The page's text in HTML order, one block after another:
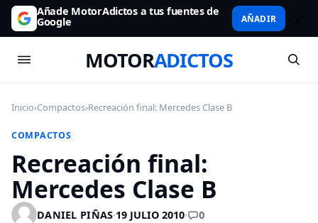
Añade MotorAdictos a tus fuentes de
Google AÑADIR
MOTORADICTOS
Inicio›Compactos›Recreación final: Mercedes Clase B
COMPACTOS
Recreación final:
Mercedes Clase B
DANIEL PIÑAS·19 JULIO 2010· 0